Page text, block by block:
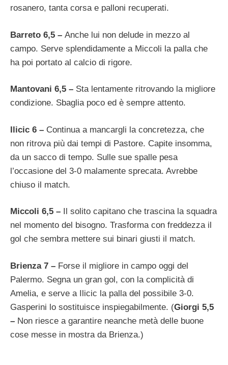
rosanero, tanta corsa e palloni recuperati.
Barreto 6,5 – Anche lui non delude in mezzo al
campo. Serve splendidamente a Miccoli la palla che
ha poi portato al calcio di rigore.
Mantovani 6,5 – Sta lentamente ritrovando la migliore
condizione. Sbaglia poco ed è sempre attento.
Ilicic 6 – Continua a mancargli la concretezza, che
non ritrova più dai tempi di Pastore. Capite insomma,
da un sacco di tempo. Sulle sue spalle pesa
l’occasione del 3-0 malamente sprecata. Avrebbe
chiuso il match.
Miccoli 6,5 –
Il solito capitano che trascina la squadra
nel momento del bisogno. Trasforma con freddezza il
gol che sembra mettere sui binari giusti il match.
Brienza 7 – Forse il migliore in campo oggi del
Palermo. Segna un gran gol, con la complicità di
Amelia, e serve a Ilicic la palla del possibile 3-0.
Gasperini lo sostituisce inspiegabilmente. (Giorgi 5,5
– Non riesce a garantire neanche metà delle buone
cose messe in mostra da Brienza.)